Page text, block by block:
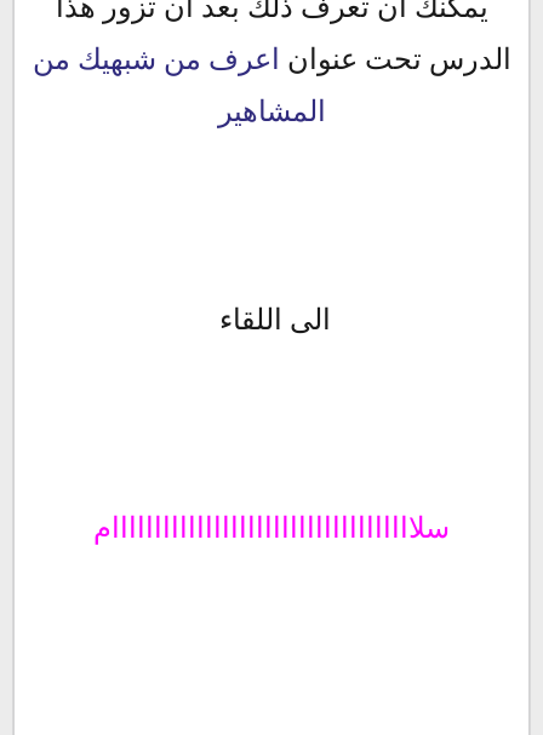
الدرس تحت عنوان اعرف من شبهيك من
المشاهير
الى اللقاء
سلاااااااااااااااااااااااااااااااااااام